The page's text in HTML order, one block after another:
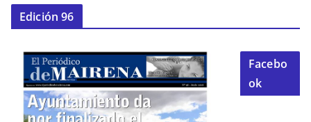
Edición 96
Facebo
ok